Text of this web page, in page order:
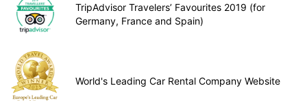
TripAdvisor Travelers’ Favourites 2019 (for
Germany, France and Spain)
World's Leading Car Rental Company Website